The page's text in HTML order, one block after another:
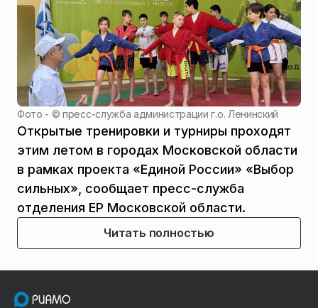
Фото - ©пресс-служба администрации г.о. Ленинский
Открытые тренировки и турниры проходят
этим летом в городах Московской области
в рамках проекта «Единой России» «Выбор
сильных», сообщает пресс-служба
отделения ЕР Московской области.
Читать полностью